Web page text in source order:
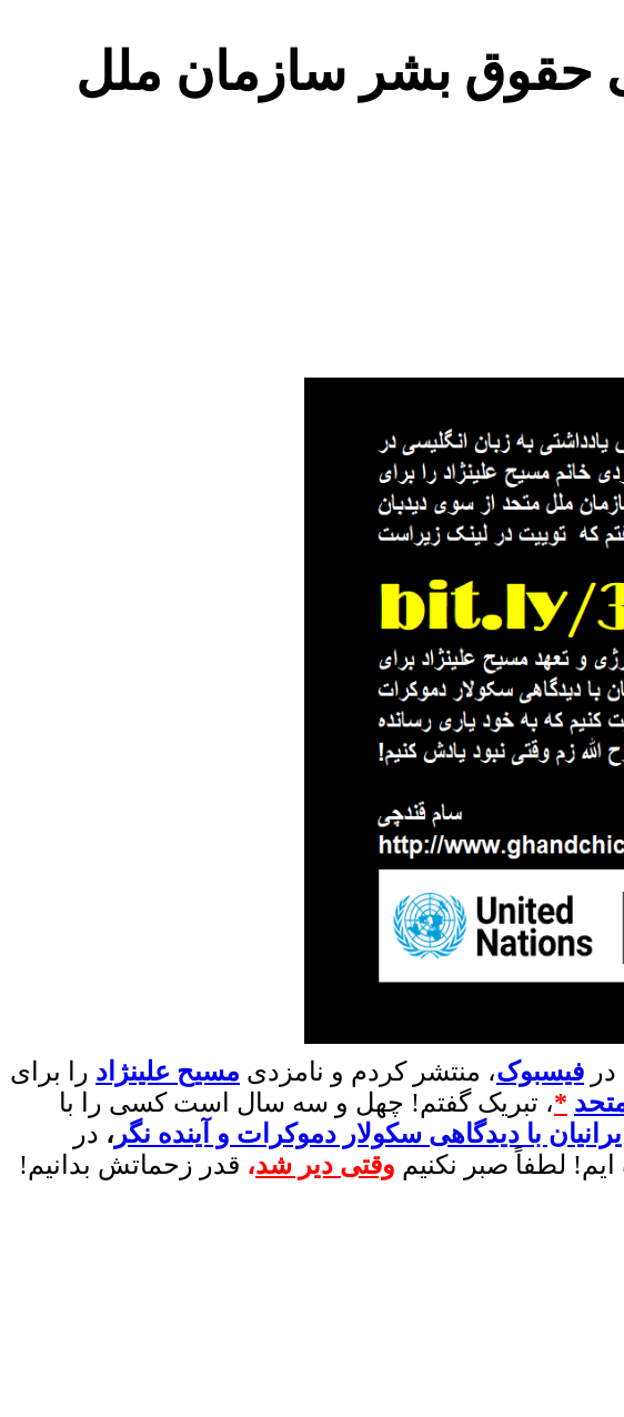
حقوق بشر سازمان ملل
فیسبوک، منتشر کردم و نامزدی مسیح علینژاد را برای
*، تبریک گفتم! چهل و سه سال است کسی را با
با دیدگاهی سکولار دموکرات و آینده نگر ، در
! لطفاً صبر نکنیم وقتی دیر شد، قدر زحماتش بدانیم!